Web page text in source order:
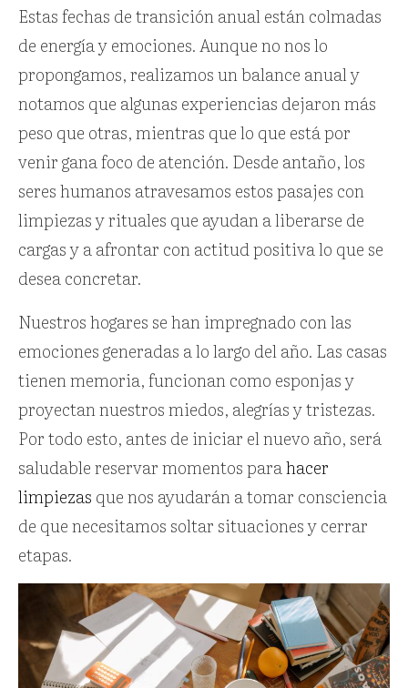
Estas fechas de transición anual están colmadas
de energía y emociones. Aunque no nos lo
propongamos, realizamos un balance anual y
notamos que algunas experiencias dejaron más
peso que otras, mientras que lo que está por
venir gana foco de atención. Desde antaño, los
seres humanos atravesamos estos pasajes con
limpiezas y rituales que ayudan a liberarse de
cargas y a afrontar con actitud positiva lo que se
desea concretar.
Nuestros hogares se han impregnado con las
emociones generadas a lo largo del año. Las casas
tienen memoria, funcionan como esponjas y
proyectan nuestros miedos, alegrías y tristezas.
Por todo esto, antes de iniciar el nuevo año, será
saludable reservar momentos parahacer
limpiezas que nos ayudarán a tomar consciencia
de que necesitamos soltar situaciones y cerrar
etapas.